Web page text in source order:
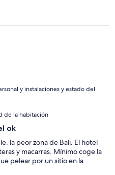
y instalaciones y estado del
de la habitación
ok
la peor zona de Bali. El hotel
y macarras. Mínimo coge la
pelear por un sitio en la